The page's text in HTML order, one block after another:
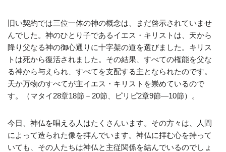
旧い契約では三位一体の神の概念は、まだ啓示されていませ
んでした。神のひとり子であるイエス・キリストは、天から
降り父なる神の御心通りに十字架の道を選びました。キリス
トは死から復活されました。その結果、すべての権能を父な
る神から与えられ、すべてを支配する主となられたのです。
天か万物のすべてが主イエス・キリストを崇めているので
す。（マタイ28章18節－20節、ピリピ2章9節―10節）。
今日、神仏を唱える人はたくさんいます。その方々は、人間
によって造られた像を拝んでいます。神仏に拝む心を持って
いても、その人たちは神仏と主従関係を結んでいるのでしょ